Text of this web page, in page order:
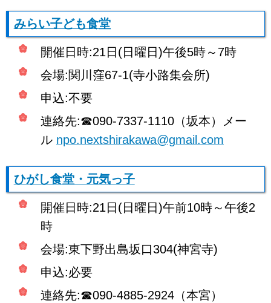
みらい子ども食堂
開催日時:21日(日曜日)午後5時～7時
会場:関川窪67-1(寺小路集会所)
申込:不要
連絡先:☎090-7337-1110（坂本）メー
ル npo.nextshirakawa@gmail.com
ひがし食堂・元気っ子
開催日時:21日(日曜日)午前10時～午後2
時
会場:東下野出島坂口304(神宮寺)
申込:必要
連絡先:☎090-4885-2924（本宮）